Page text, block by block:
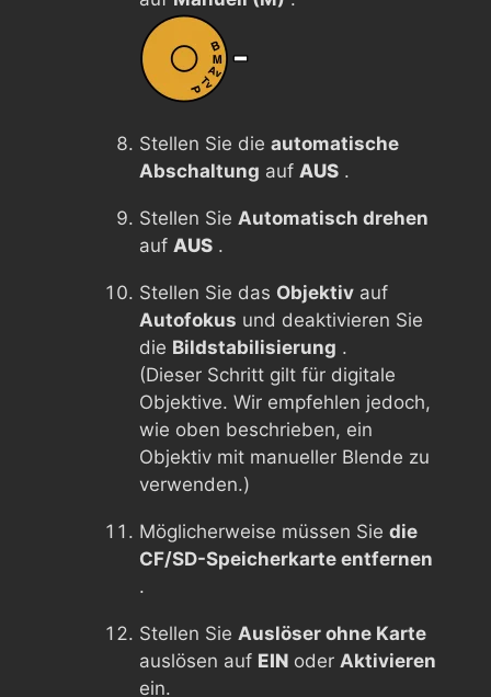
Stellen Sie die automatische
Abschaltung auf AUS .
Stellen Sie Automatisch drehen
auf AUS .
Stellen Sie das Objektiv auf
Autofokus und deaktivieren Sie
die Bildstabilisierung .
(Dieser Schritt gilt für digitale
Objektive. Wir empfehlen jedoch,
wie oben beschrieben, ein
Objektiv mit manueller Blende zu
verwenden.)
Möglicherweise müssen Sie die
CF/SD-Speicherkarte entfernen
.
Stellen Sie Auslöser ohne Karte
auslösen auf EIN oder Aktivieren
ein.